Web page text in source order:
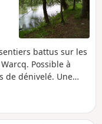
battus sur les
Possible à
de dénivelé. Une
est dans la nature.